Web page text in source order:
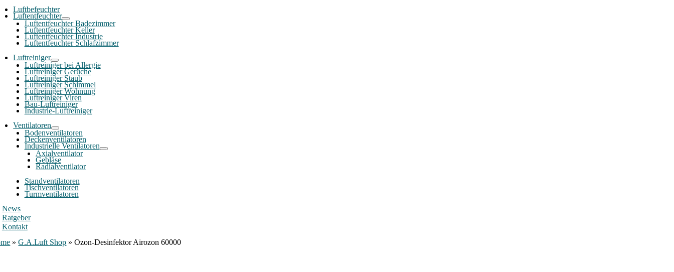
Luftbefeuchter
Luftentfeuchter
Luftentfeuchter Badezimmer
Luftentfeuchter Keller
Luftentfeuchter Industrie
Luftentfeuchter Schlafzimmer
Luftreiniger
Luftreiniger bei Allergie
Luftreiniger Gerüche
Luftreiniger Staub
Luftreiniger Schimmel
Luftreiniger Wohnung
Luftreiniger Viren
Bau-Luftreiniger
Industrie-Luftreiniger
Ventilatoren
Bodenventilatoren
Deckenventilatoren
Industrielle Ventilatoren
Axialventilator
Gebläse
Radialventilator
Standventilatoren
Tischventilatoren
Turmventilatoren
News
Ratgeber
Kontakt
»G.A.Luft Shop »Ozon-Desinfektor Airozon 60000